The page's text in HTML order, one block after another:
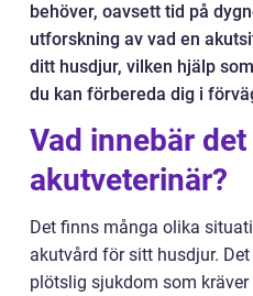
behöver, oavsett tid på
utforskning av vad en
ditt husdjur, vilken hjälp
du kan förbereda dig i
Vad innebär
akutveterinär?
Det finns många olika
akutvård för sitt husdjur.
plötslig sjukdom som